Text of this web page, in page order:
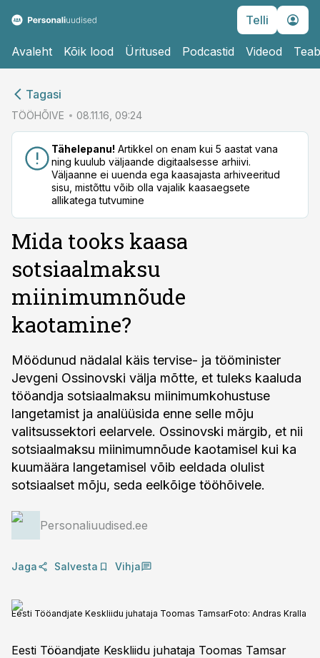
Telli
Avaleht Kõik lood Üritused Podcastid Videod
Tagasi
TÖÖHÕIVE 08.11.16, 09:24
Tähelepanu! Artikkel on enam kui 5 aastat vana
ning kuulub väljaande digitaalsesse arhiivi.
Väljaanne ei uuenda ega kaasajasta arhiveeritud
sisu, mistõttu võib olla vajalik kaasaegsete
allikatega tutvumine
Mida tooks kaasa
sotsiaalmaksu
miinimumnõude
kaotamine?
Möödunud nädalal käis tervise- ja tööminister
Jevgeni Ossinovski välja mõtte, et tuleks kaaluda
tööandja sotsiaalmaksu miinimumkohustuse
langetamist ja analüüsida enne selle mõju
valitsussektori eelarvele. Ossinovski märgib, et nii
sotsiaalmaksu miinimumnõude kaotamisel kui ka
kuumäära langetamisel võib eeldada olulist
sotsiaalset mõju, seda eelkõige tööhõivele.
Personaliuudised.ee
Jaga Salvesta Vihja
Eesti Tööandjate Keskliidu juhataja Toomas TamsarFoto: Andras Kralla
Eesti Tööandjate Keskliidu juhataja Toomas Tamsar